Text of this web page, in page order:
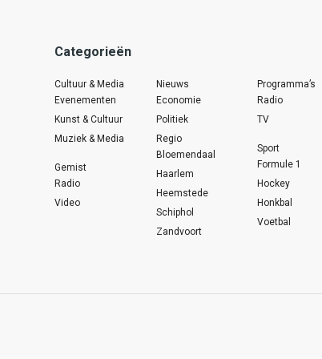
Categorieën
Cultuur & Media
Evenementen
Kunst & Cultuur
Muziek & Media
Gemist
Radio
Video
Nieuws
Economie
Politiek
Regio
Bloemendaal
Haarlem
Heemstede
Schiphol
Zandvoort
Programma’s
Radio
TV
Sport
Formule 1
Hockey
Honkbal
Voetbal